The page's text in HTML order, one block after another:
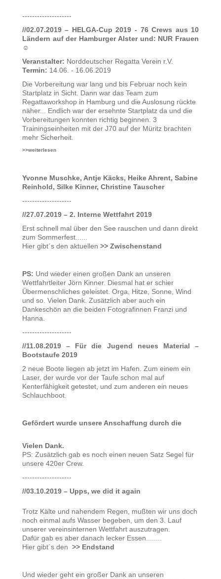
--------------------
//02.07.2019 – HELGA-Cup 2019 - 76 Crews aus 10
Ländern auf der Hamburger Alster und: NUR Frauen
☺
Veranstalter: Norddeutscher Regatta Verein r.V.
Termin: 14.06. - 16.06.2019
Die Vorbereitung war lang und bis Februar noch kein
Startplatz in Sicht. Dann war das Team zum
Regattaworkshop in Hamburg und die Auslosung rückte
näher... Endlich war der ersehnte Startplatz da und die
Vorbereitungen konnten richtig beginnen. 3
Trainingseinheiten mit der J70 auf der Müritz brachten
mehr Sicherheit.
>>weiterlesen
Yvonne Muschke, Antje Käcks, Heike Ahrent, Sabine
Reinhold, Silke Kinner, Christine Tauscher
--------------------
//27.07.2019 – 2. Interne Wettfahrt 2019
Erst schnell mal über den See rauschen und dann direkt
zum Sommerfest......
Hier gibt´s den aktuellen >> Zwischenstand
PS: Und wieder einen großen Dank an unseren
Wettfahrtleiter Jörn Kinner. Diesmal hat er schier
Übermenschliches geleistet. Orga, Hitze, Sonne, Wind
und so. Vielen Dank. Zusätzlich aber auch ein
Dankeschön an die beiden Fotografinnen Franzi und
Hanna.
--------------------
//11.08.2019 – Für die Jugend neues Material –
Bootstaufe 2019
2 neue Boote liegen ab jetzt im Hafen. Zum einem ein
Laser, der wurde vor der Taufe schon mal auf
Kenterfähigkeit getestet, und zum anderen ein neues
Schlauchboot.
Gefördert wurde unsere Anschaffung durch die
Vielen Dank.
PS: Zusätzlich gab es noch einen neuen Satz Segel für
unsere 420er Crew.
--------------------
//03.10.2019 – Upps, we did it again
Trotz Kälte und nahendem Regen, mußten wir uns doch
noch einmal aufs Wasser begeben, um den 3. Lauf
unserer vereinsinternen Wettfahrt auszutragen.
Dafür gab es aber danach lecker Essen........
Hier gibt´s den >> Endstand
Und wieder geht ein großer Dank an unseren